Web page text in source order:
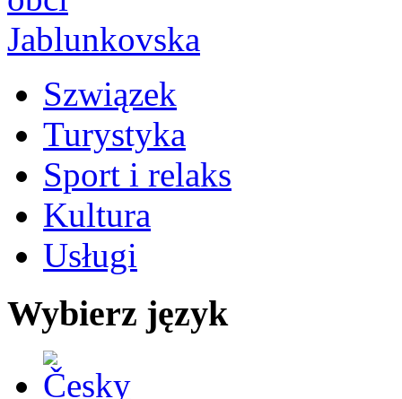
Szwiązek
Turystyka
Sport i relaks
Kultura
Usługi
Wybierz język